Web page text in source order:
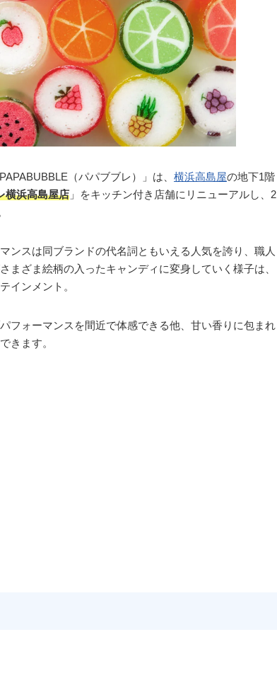
（パパブブレ）」は、 横浜高島屋の地下1階
横浜高島屋店 」をキッチン付き店舗にリニューアルし、2
ンスは同ブランドの代名詞ともいえる人気を誇り、職人
まざま絵柄の入ったキャンディに変身していく様子は、
インメント。
フォーマンスを間近で体感できる他、甘い香りに包まれ
きます。